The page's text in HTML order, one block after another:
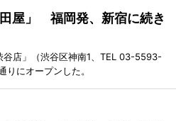
屋」 福岡発、新宿に続き
谷店」（渋谷区神南1、TEL 03-5593-
にオープンした。